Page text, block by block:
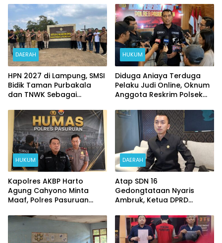
Ojol dan Warga
DAERAH
HPN 2027 di Lampung, SMSI
Bidik Taman Purbakala
dan TNWK Sebagai
HUKUM
Diduga Aniaya Terduga
Pelaku Judi Online, Oknum
Anggota Reskrim Polsek
HUKUM
Kapolres AKBP Harto
Agung Cahyono Minta
Maaf, Polres Pasuruan
Meninggalnya Terduga
DAERAH
Atap SDN 16
Gedongtataan Nyaris
Ambruk, Ketua DPRD
Perjuangkan Anggaran
Perbaikan